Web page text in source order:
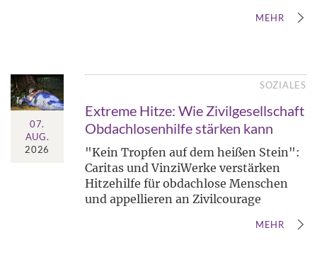
MEHR
07.
AUG.
2026
SOZIALES
Extreme Hitze: Wie Zivilgesellschaft
Obdachlosenhilfe stärken kann
"Kein Tropfen auf dem heißen Stein":
Caritas und VinziWerke verstärken
Hitzehilfe für obdachlose Menschen
und appellieren an Zivilcourage
MEHR